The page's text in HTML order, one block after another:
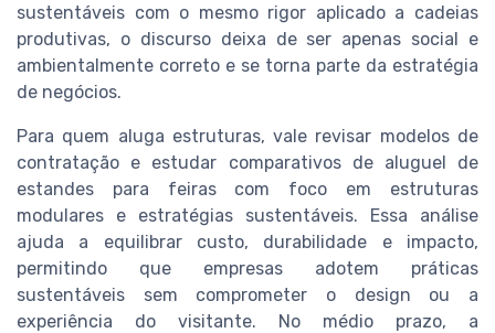
sustentáveis com o mesmo rigor aplicado a cadeias
produtivas, o discurso deixa de ser apenas social e
ambientalmente correto e se torna parte da estratégia
de negócios.
Para quem aluga estruturas, vale revisar modelos de
contratação e estudar comparativos de aluguel de
estandes para feiras com foco em estruturas
modulares e estratégias sustentáveis. Essa análise
ajuda a equilibrar custo, durabilidade e impacto,
permitindo que empresas adotem práticas
sustentáveis sem comprometer o design ou a
experiência do visitante. No médio prazo, a